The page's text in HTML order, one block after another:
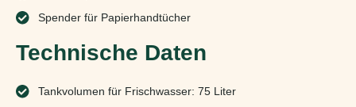
Spender für Papierhandtücher
Technische Daten
Tankvolumen für Frischwasser: 75 Liter